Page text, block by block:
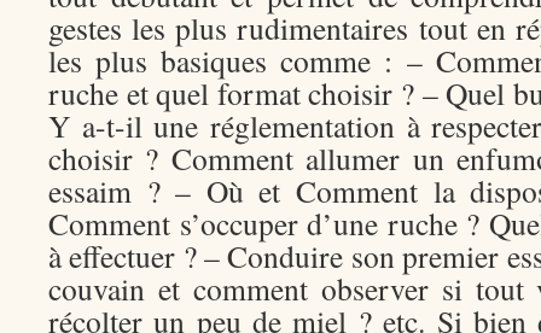
gestes les plus rudimentaires tout en
les plus basiques comme : –
ruche et quel format choisir ? – Quel
Y a-t-il une réglementation à
choisir ? Comment allumer un
essaim ? – Où et Comment la
Comment s’occuper d’une ruche ?
à effectuer ? – Conduire son premier
couvain et comment observer si
récolter un peu de miel ? etc. Si bien